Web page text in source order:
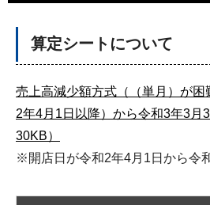
算定シートについて
売上高減少額方式（（単月）が困
2年4月1日以降）から令和3年3月
30KB）
※開店日が令和2年4月1日から令